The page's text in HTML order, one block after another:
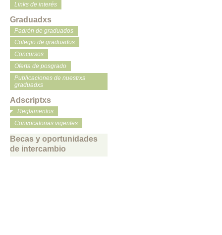
Links de interés
Graduadxs
Padrón de graduados
Colegio de graduados
Concursos
Oferta de posgrado
Publicaciones de nuestrxs
graduadxs
Adscriptxs
Reglamentos
Convocatorias vigentes
Becas y oportunidades
de intercambio